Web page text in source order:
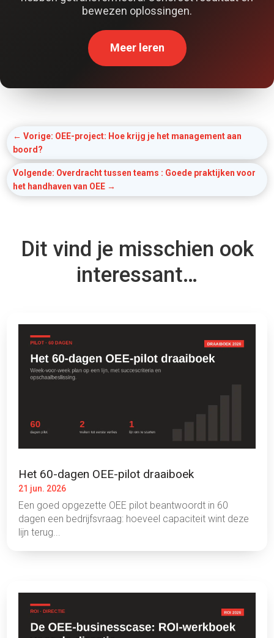
bewezen oplossingen.
Meer leren
←Vorige: OEE-project: Hoe krijg je het management aan
boord?
Volgende: Overdracht tussen teams : Goede praktijken voor
het handhaven van OEE →
Dit vind je misschien ook
interessant…
Het 60-dagen OEE-pilot draaiboek
21 jun. 2026
Een goed opgezette OEE pilot beantwoordt in 60
dagen een bedrijfsvraag: hoeveel capaciteit wint deze
lijn terug...